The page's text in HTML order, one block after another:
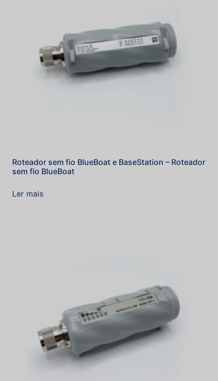
Roteador sem fio BlueBoat e BaseStation – Roteador
sem fio BlueBoat
Ler mais